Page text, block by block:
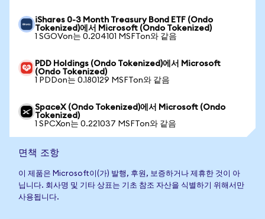
iShares 0-3 Month Treasury Bond ETF (Ondo
Tokenized)에서 Microsoft (Ondo Tokenized)
1 SGOVon는 0.204101 MSFTon와 같음
PDD Holdings (Ondo Tokenized)에서 Microsoft
(Ondo Tokenized)
1 PDDon는 0.180129 MSFTon와 같음
SpaceX (Ondo Tokenized)에서 Microsoft (Ondo
Tokenized)
1 SPCXon는 0.221037 MSFTon와 같음
면책 조항
이 제품은 Microsoft이(가) 발행, 후원, 보증하거나 제휴한 것이 아
닙니다. 회사명 및 기타 상표는 기초 참조 자산을 식별하기 위해서만
사용됩니다.